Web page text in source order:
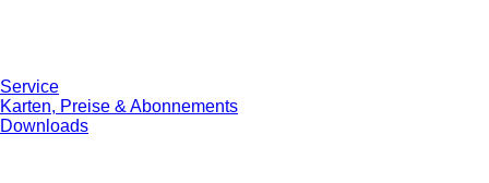
Service
Karten, Preise & Abonnements
Downloads